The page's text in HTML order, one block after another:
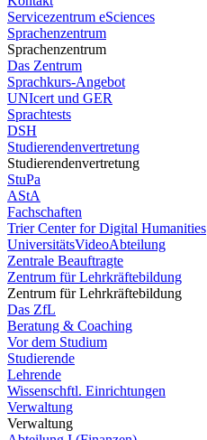
Servicezentrum eSciences
Sprachenzentrum
Sprachenzentrum
Das Zentrum
Sprachkurs-Angebot
UNIcert und GER
Sprachtests
DSH
Studierendenvertretung
Studierendenvertretung
StuPa
AStA
Fachschaften
Trier Center for Digital Humanities
UniversitätsVideoAbteilung
Zentrale Beauftragte
Zentrum für Lehrkräftebildung
Zentrum für Lehrkräftebildung
Das ZfL
Beratung & Coaching
Vor dem Studium
Studierende
Lehrende
Wissenschftl. Einrichtungen
Verwaltung
Verwaltung